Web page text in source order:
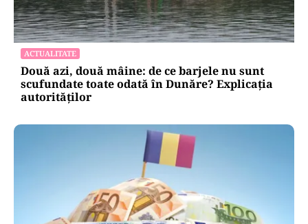
CULTURĂ
Dileme lingvistice: Parlamentul a legalizat
„persoana care are relații asemănătoare
acelora dintre soți”.